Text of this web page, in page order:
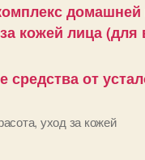
домашней
кожей лица (для
от
, уход за кожей